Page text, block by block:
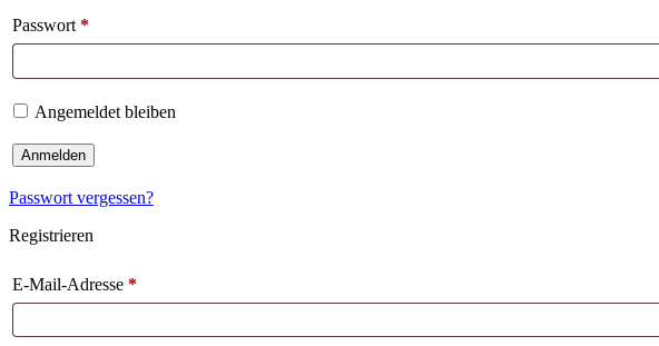
Passwort *
Angemeldet bleiben
Anmelden
Passwort vergessen?
Registrieren
E-Mail-Adresse *